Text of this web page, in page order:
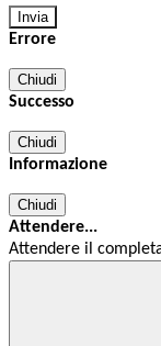
Errore
Chiudi
Successo
Chiudi
Informazione
Chiudi
Attendere...
Attendere il